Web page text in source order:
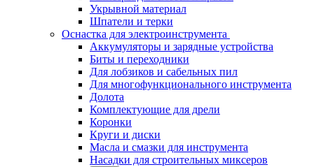
Укрывной материал
Шпатели и терки
Оснастка для электроинструмента
Аккумуляторы и зарядные устройства
Биты и переходники
Для лобзиков и сабельных пил
Для многофункционального инструмента
Долота
Комплектующие для дрели
Коронки
Круги и диски
Масла и смазки для инструмента
Насадки для строительных миксеров